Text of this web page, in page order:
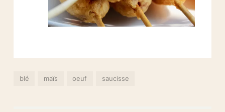
blé maïs oeuf saucisse